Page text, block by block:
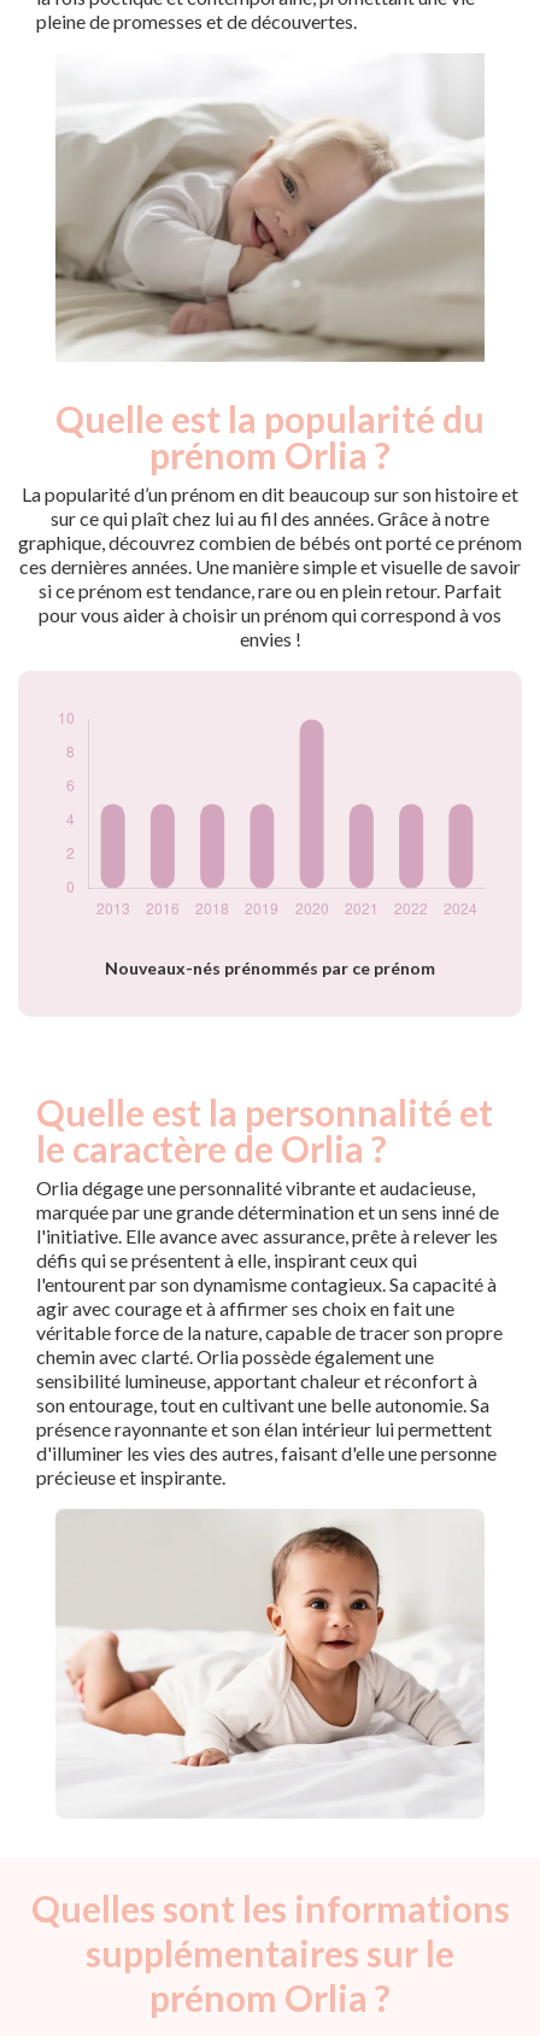
pleine de promesses et de découvertes.
Quelle est la popularité du
prénom Orlia ?
La popularité d’un prénom en dit beaucoup sur son histoire et
sur ce qui plaît chez lui au fil des années. Grâce à notre
graphique, découvrez combien de bébés ont porté ce prénom
ces dernières années. Une manière simple et visuelle de savoir
si ce prénom est tendance, rare ou en plein retour. Parfait
pour vous aider à choisir un prénom qui correspond à vos
envies !
Nouveaux-nés prénommés par ce prénom
prénom Orlia par
Année
Nouveaux-
nés
2016
5
2018
5
2019
5
2020
10
2021
5
2022
5
Quelle est la personnalité et
le caractère de Orlia ?
Orlia dégage une personnalité vibrante et audacieuse,
marquée par une grande détermination et un sens inné de
l'initiative. Elle avance avec assurance, prête à relever les
défis qui se présentent à elle, inspirant ceux qui
l'entourent par son dynamisme contagieux. Sa capacité à
agir avec courage et à affirmer ses choix en fait une
véritable force de la nature, capable de tracer son propre
chemin avec clarté. Orlia possède également une
sensibilité lumineuse, apportant chaleur et réconfort à
son entourage, tout en cultivant une belle autonomie. Sa
présence rayonnante et son élan intérieur lui permettent
d'illuminer les vies des autres, faisant d'elle une personne
précieuse et inspirante.
Quelles sont les informations
supplémentaires sur le
prénom Orlia ?